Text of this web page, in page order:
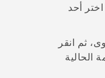
أحد
ثم انقر
الحالية